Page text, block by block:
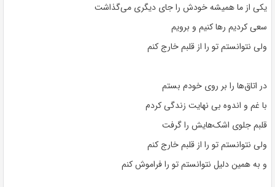
یکی از ما همیشه خودش را جای دیگری می‌گذاشت
سعی کردیم رها کنیم و برویم
ولی نتوانستم تو را از قلبم خارج کنم
در اتاق‌ها را بر روی خودم بستم
با غم و اندوه بی نهایت زندگی کردم
قلبم جلوی اشک‌هایش را گرفت
ولی نتوانستم تو را از قلبم خارج کنم
و به همین دلیل نتوانستم تو را فراموش کنم